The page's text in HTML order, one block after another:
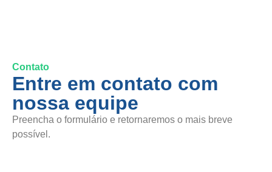
Contato
Entre em contato com
nossa equipe
Preencha o formulário e retornaremos o mais breve
possível.